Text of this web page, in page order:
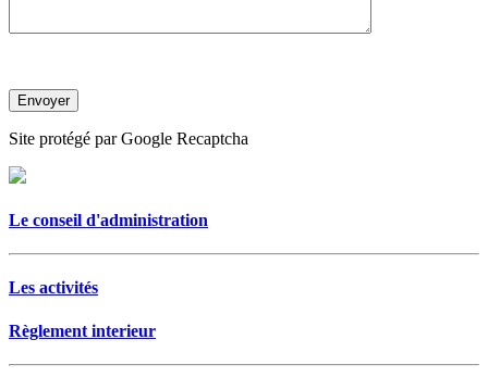
Site protégé par Google Recaptcha
Le conseil d'administration
Les activités
Règlement interieur